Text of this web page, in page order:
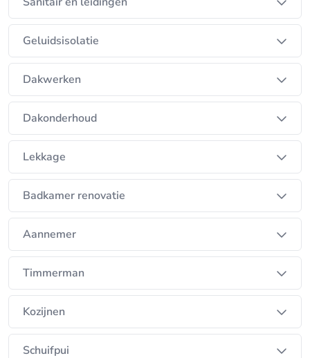
De Ronde Techniek focust op duurzame en
energiezuinige installaties die bijdragen aan
comfort, efficiëntie en lagere energiekosten. Zowel
particuliere als zakelijke klanten kunnen rekenen op
professionele begeleiding van advies tot
oplevering.
Klanten kiezen voor De Ronde Techniek vanwege
de combinatie van vakmanschap, servicegericht
werken en betrouwbare uitvoering. Het bedrijf
denkt actief mee en levert oplossingen die
afgestemd zijn op de praktijk.
Ben je op zoek naar een vakspecialist voor
installatietechniek, klimaatoplossingen of
verduurzaming? Dan biedt De Ronde Techniek een
professionele en klantgerichte aanpak.
Geluidsisolatie
Dakwerken
Dakonderhoud
Lekkage
Badkamer renovatie
Aannemer
Timmerman
Kozijnen
Schuifpui